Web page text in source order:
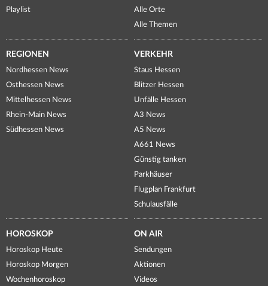
Playlist
Alle Orte
Alle Themen
REGIONEN
Nordhessen News
Osthessen News
Mittelhessen News
Rhein-Main News
Südhessen News
VERKEHR
Staus Hessen
Blitzer Hessen
Unfälle Hessen
A3 News
A5 News
A661 News
Günstig tanken
Parkhäuser
Flugplan Frankfurt
Schulausfälle
HOROSKOP
Horoskop Heute
Horoskop Morgen
Wochenhoroskop
ON AIR
Sendungen
Aktionen
Videos